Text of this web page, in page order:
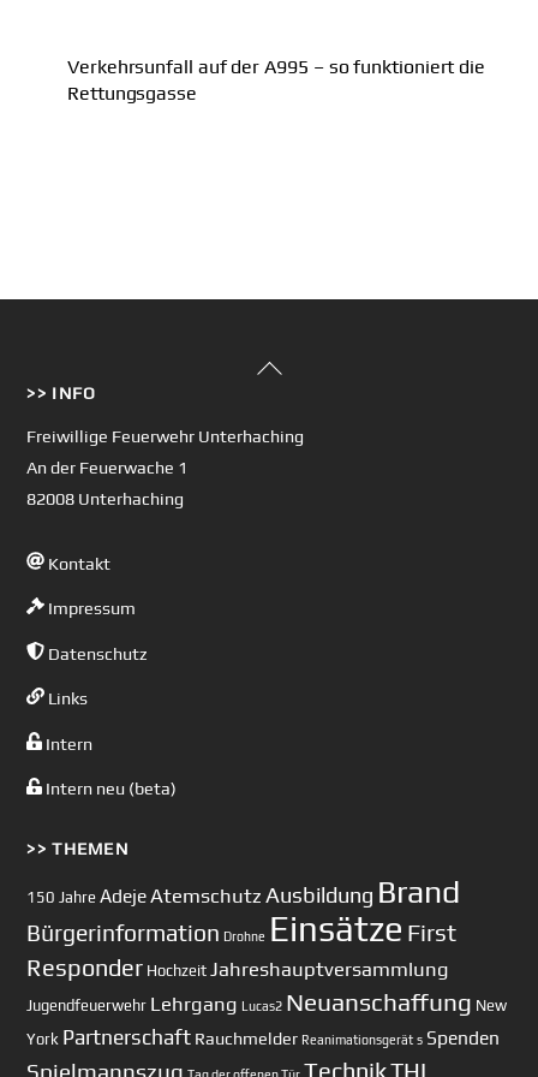
Verkehrsunfall auf der A995 – so funktioniert die
Rettungsgasse
Back
>> INFO
Freiwillige Feuerwehr Unterhaching
An der Feuerwache 1
82008 Unterhaching
Kontakt
Impressum
Datenschutz
Links
Intern
Intern neu (beta)
>> THEMEN
150 Jahre AdejeAtemschutz Ausbildung Brand
Bürgerinformation Drohne Einsätze First
Responder Hochzeit Jahreshauptversammlung
Jugendfeuerwehr Lehrgang Lucas2 Neuanschaffung New
York Partnerschaft Rauchmelder Reanimationsgerät s Spenden
Spielmannszug TechnikTHL